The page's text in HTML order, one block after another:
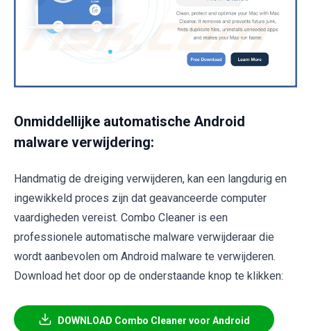
Onmiddellijke automatische Android
malware verwijdering:
Handmatig de dreiging verwijderen, kan een langdurig en
ingewikkeld proces zijn dat geavanceerde computer
vaardigheden vereist. Combo Cleaner is een
professionele automatische malware verwijderaar die
wordt aanbevolen om Android malware te verwijderen.
Download het door op de onderstaande knop te klikken:
DOWNLOAD Combo Cleaner voor Android